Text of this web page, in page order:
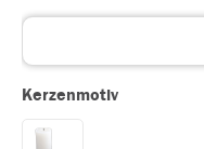
Kerzenmotiv